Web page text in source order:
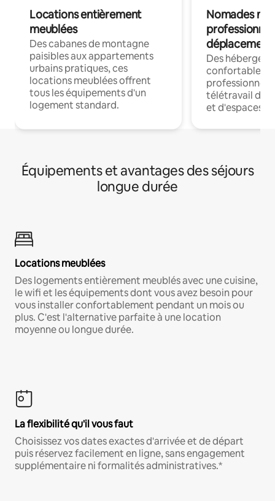
Locations entièrement
meublées
Des cabanes de montagne
paisibles aux appartements
urbains pratiques, ces
locations meublées offrent
tous les équipements d'un
logement standard.
Nomades
déplacement
Des
confortables
professionnels
télétravail
et d'espaces
Équipements et avantages des séjours
longue durée
Locations meublées
Des logements entièrement meublés avec une cuisine,
le wifi et les équipements dont vous avez besoin pour
vous installer confortablement pendant un mois ou
plus. C'est l'alternative parfaite à une location
moyenne ou longue durée.
La flexibilité qu'il vous faut
Choisissez vos dates exactes d'arrivée et de départ
puis réservez facilement en ligne, sans engagement
supplémentaire ni formalités administratives.*